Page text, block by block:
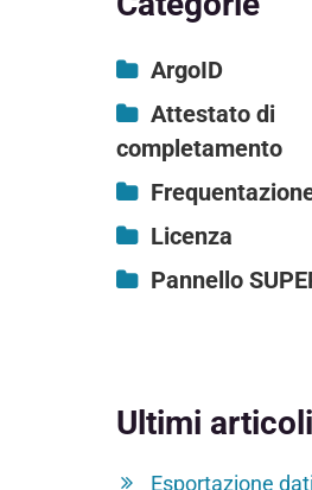
ArgoID
Come
CampusArgo
Creare un
Gestisci ArgoID
Elimina
Pagine
Attestato di
completamento
Come
Pagina I MIEI
Struttura
Licenza
Acquisto
Pannello
Iscrizioni ai
Esportazione
Ultimi articoli
Esportazione dati